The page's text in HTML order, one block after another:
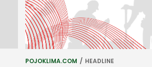
POJOKLIMA.COM HEADLINE